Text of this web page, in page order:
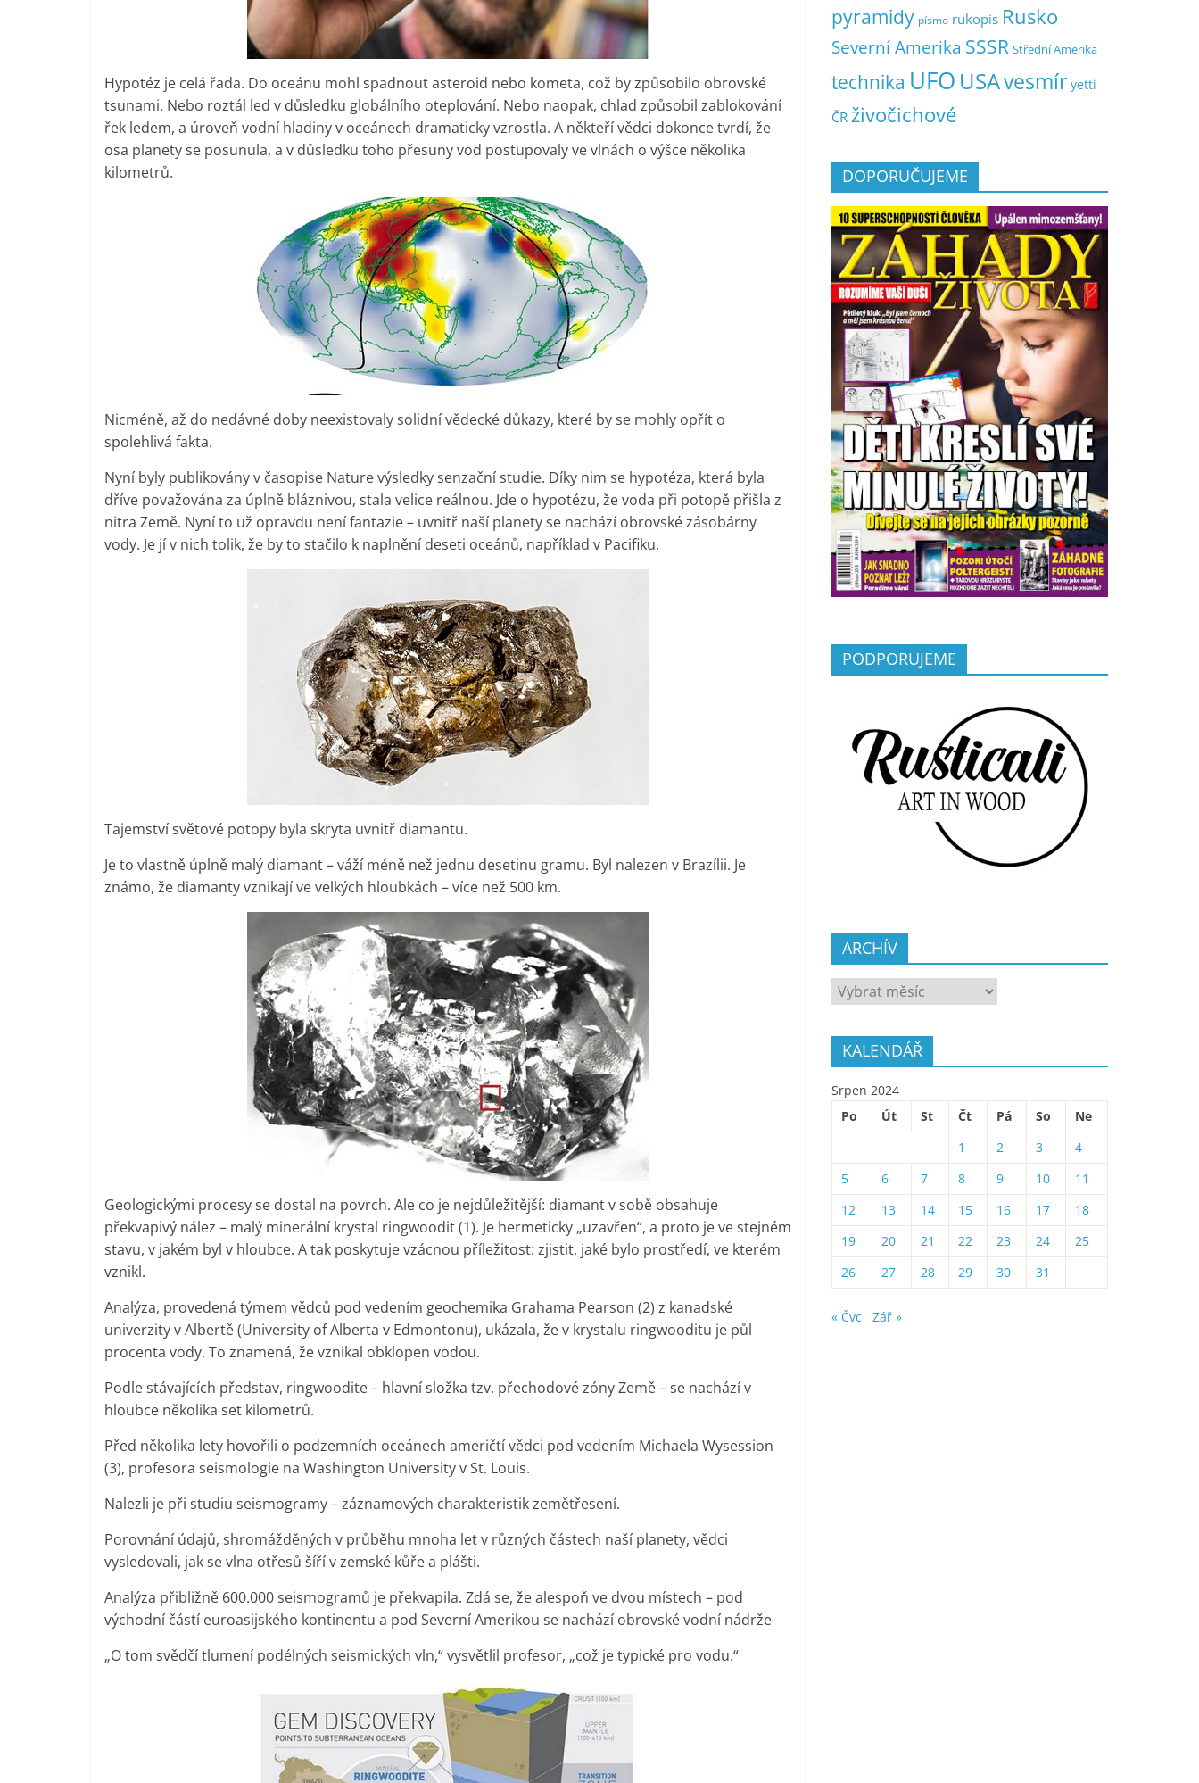
Hypotéz je celá řada. Do oceánu mohl spadnout asteroid nebo kometa, což by způsobilo obrovské
tsunami. Nebo roztál led v důsledku globálního oteplování. Nebo naopak, chlad způsobil zablokování
řek ledem, a úroveň vodní hladiny v oceánech dramaticky vzrostla. A někteří vědci dokonce tvrdí, že
osa planety se posunula, a v důsledku toho přesuny vod postupovaly ve vlnách o výšce několika
kilometrů.
Nicméně, až do nedávné doby neexistovaly solidní vědecké důkazy, které by se mohly opřít o
spolehlivá fakta.
Nyní byly publikovány v časopise Nature výsledky senzační studie. Díky nim se hypotéza, která byla
dříve považována za úplně bláznivou, stala velice reálnou. Jde o hypotézu, že voda při potopě přišla z
nitra Země. Nyní to už opravdu není fantazie – uvnitř naší planety se nachází obrovské zásobárny
vody. Je jí v nich tolik, že by to stačilo k naplnění deseti oceánů, například v Pacifiku.
Tajemství světové potopy byla skryta uvnitř diamantu.
Je to vlastně úplně malý diamant – váží méně než jednu desetinu gramu. Byl nalezen v Brazílii. Je
známo, že diamanty vznikají ve velkých hloubkách – více než 500 km.
Geologickými procesy se dostal na povrch. Ale co je nejdůležitější: diamant v sobě obsahuje
překvapivý nález – malý minerální krystal ringwoodit (1). Je hermeticky „uzavřen“, a proto je ve stejném
stavu, v jakém byl v hloubce. A tak poskytuje vzácnou příležitost: zjistit, jaké bylo prostředí, ve kterém
vznikl.
Analýza, provedená týmem vědců pod vedením geochemika Grahama Pearson (2) z kanadské
univerzity v Albertě (University of Alberta v Edmontonu), ukázala, že v krystalu ringwooditu je půl
procenta vody. To znamená, že vznikal obklopen vodou.
Podle stávajících představ, ringwoodite – hlavní složka tzv. přechodové zóny Země – se nachází v
hloubce několika set kilometrů.
Před několika lety hovořili o podzemních oceánech američtí vědci pod vedením Michaela Wysession
(3), profesora seismologie na Washington University v St. Louis.
Nalezli je při studiu seismogramy – záznamových charakteristik zemětřesení.
Porovnání údajů, shromážděných v průběhu mnoha let v různých částech naší planety, vědci
vysledovali, jak se vlna otřesů šíří v zemské kůře a plášti.
Analýza přibližně 600.000 seismogramů je překvapila. Zdá se, že alespoň ve dvou místech – pod
východní částí euroasijského kontinentu a pod Severní Amerikou se nachází obrovské vodní nádrže
„O tom svědčí tlumení podélných seismických vln,“ vysvětlil profesor, „což je typické pro vodu.“
pyramidy písmo rukopis Rusko
Severní Amerika SSSR Střední Amerika
technika UFO USAvesmír yetti
ČR živočichové
DOPORUČUJEME
PODPORUJEME
ARCHÍV
ARCHÍV
KALENDÁŘ
Srpen 2024
Po
Út St Čt Pá So
Ne
1
2 3
4
5
6 7 8 9 10
11
12
13 14 15 16 17
18
19
20 21 22 23 24
25
26
27 28 29 30 31
« Čvc Zář »